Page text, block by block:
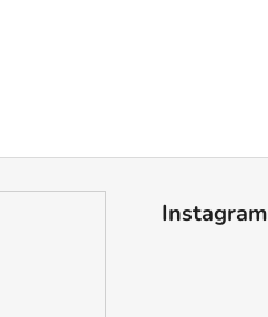
Instagram